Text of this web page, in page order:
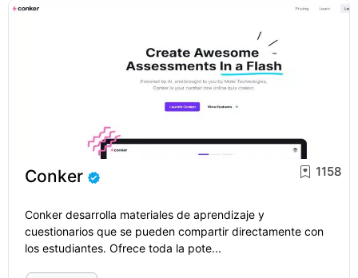
Conker 1158
Conker desarrolla materiales de aprendizaje y
cuestionarios que se pueden compartir directamente con
los estudiantes. Ofrece toda la pote...